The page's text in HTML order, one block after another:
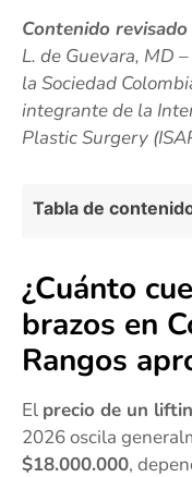
Contenido
L. de Guevara, MD
la Sociedad
integrante de la
Plastic Surgery
Tabla de
¿Cuánto
brazos en
Rangos
El precio de un
2026 oscila
$18.000.000,